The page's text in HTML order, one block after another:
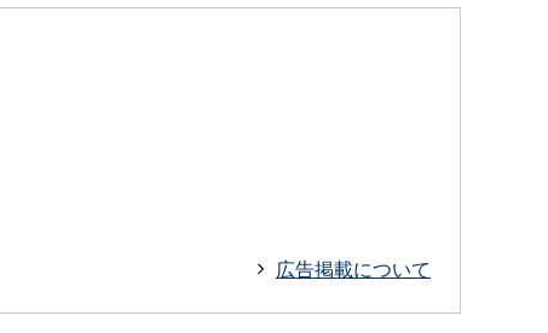
広告掲載について